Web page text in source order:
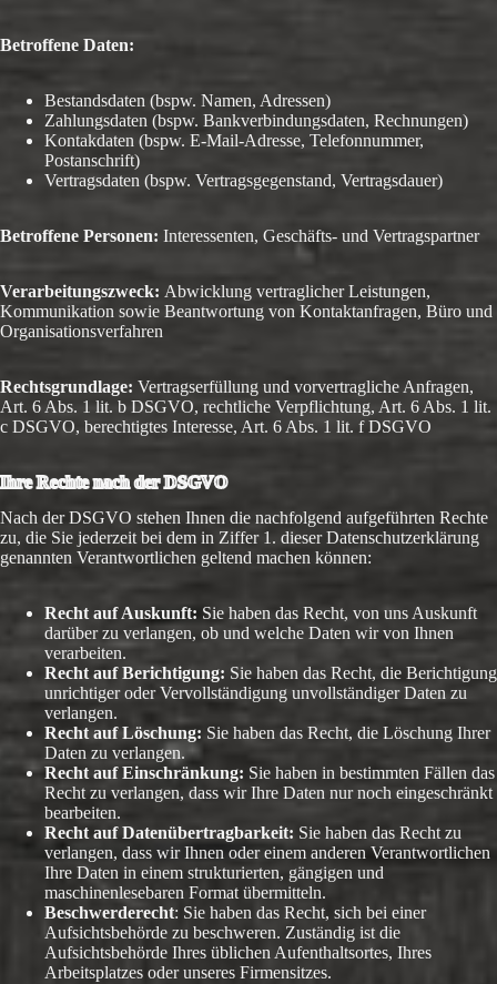
Betroffene Daten:
Bestandsdaten (bspw. Namen, Adressen)
Zahlungsdaten (bspw. Bankverbindungsdaten, Rechnungen)
Kontakdaten (bspw. E-Mail-Adresse, Telefonnummer,
Postanschrift)
Vertragsdaten (bspw. Vertragsgegenstand, Vertragsdauer)
Betroffene Personen: Interessenten, Geschäfts- und Vertragspartner
Verarbeitungszweck: Abwicklung vertraglicher Leistungen,
Kommunikation sowie Beantwortung von Kontaktanfragen, Büro und
Organisationsverfahren
Rechtsgrundlage: Vertragserfüllung und vorvertragliche Anfragen,
Art. 6 Abs. 1 lit. b DSGVO, rechtliche Verpflichtung, Art. 6 Abs. 1 lit.
c DSGVO, berechtigtes Interesse, Art. 6 Abs. 1 lit. f DSGVO
Ihre Rechte nach der DSGVO
Nach der DSGVO stehen Ihnen die nachfolgend aufgeführten Rechte
zu, die Sie jederzeit bei dem in Ziffer 1. dieser Datenschutzerklärung
genannten Verantwortlichen geltend machen können:
Recht auf Auskunft: Sie haben das Recht, von uns Auskunft
darüber zu verlangen, ob und welche Daten wir von Ihnen
verarbeiten.
Recht auf Berichtigung: Sie haben das Recht, die Berichtigung
unrichtiger oder Vervollständigung unvollständiger Daten zu
verlangen.
Recht auf Löschung: Sie haben das Recht, die Löschung Ihrer
Daten zu verlangen.
Recht auf Einschränkung: Sie haben in bestimmten Fällen das
Recht zu verlangen, dass wir Ihre Daten nur noch eingeschränkt
bearbeiten.
Recht auf Datenübertragbarkeit: Sie haben das Recht zu
verlangen, dass wir Ihnen oder einem anderen Verantwortlichen
Ihre Daten in einem strukturierten, gängigen und
maschinenlesebaren Format übermitteln.
Beschwerderecht: Sie haben das Recht, sich bei einer
Aufsichtsbehörde zu beschweren. Zuständig ist die
Aufsichtsbehörde Ihres üblichen Aufenthaltsortes, Ihres
Arbeitsplatzes oder unseres Firmensitzes.